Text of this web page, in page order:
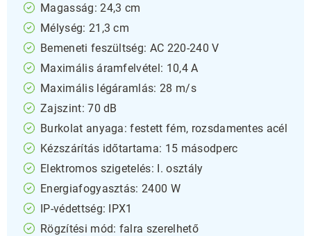
Magasság: 24,3 cm
Mélység: 21,3 cm
Bemeneti feszültség: AC 220-240 V
Maximális áramfelvétel: 10,4 A
Maximális légáramlás: 28 m/s
Zajszint: 70 dB
Burkolat anyaga: festett fém, rozsdamentes acél
Kézszárítás időtartama: 15 másodperc
Elektromos szigetelés: I. osztály
Energiafogyasztás: 2400 W
IP-védettség: IPX1
Rögzítési mód: falra szerelhető